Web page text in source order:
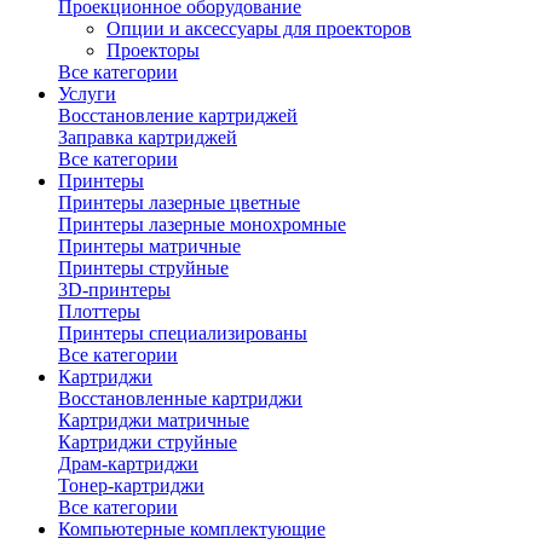
Проекционное оборудование
Опции и аксессуары для проекторов
Проекторы
Все категории
Услуги
Восстановление картриджей
Заправка картриджей
Все категории
Принтеры
Принтеры лазерные цветные
Принтеры лазерные монохромные
Принтеры матричные
Принтеры струйные
3D-принтеры
Плоттеры
Принтеры специализированы
Все категории
Картриджи
Восстановленные картриджи
Картриджи матричные
Картриджи струйные
Драм-картриджи
Тонер-картриджи
Все категории
Компьютерные комплектующие